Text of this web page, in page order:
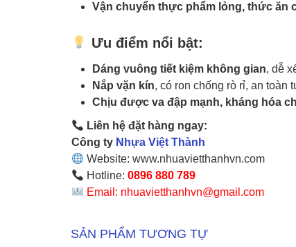
Vận chuyển thực phẩm lỏng, thức ăn
Ưu điểm nổi bật:
Dáng vuông tiết kiệm không gian, dễ
Nắp vặn kín, có ron chống rò rỉ, an toàn
Chịu được va đập mạnh, kháng hóa
Liên hệ đặt hàng ngay:
Công ty Nhựa Việt Thành
Website: www.nhuavietthanhvn.com
Hotline:0896 880 789
Email: nhuavietthanhvn@gmail.com
SẢN PHẨM TƯƠNG TỰ